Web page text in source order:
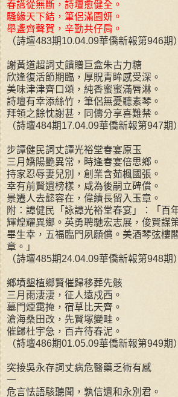
春讌從無斷，詩壇愈健全。
騷緣天下結，筆侶滿園妍。
舉盞齊聲賀，辛勤共仔肩。
（詩壇483期10.04.09華僑新報第946期）
謝黃道超詞丈饋贈巨盒朱古力糖
欣逢復活節期臨，厚貺青眸感受深。
美味津津齊口頌，純香蜜蜜滿唇淋。
詩壇有幸添絲竹，筆侶無憂聽素琴。
拜領之餘忱謝甚，同儔分享喜難禁。
（詩壇484期17.04.09華僑新報第947期）
步譚健民詞丈譚光裕堂春宴原玉
三月嬌陽艷異常，時逢春宴倍思鄉。
持家忍辱妻兒別，創業含茹楓國張。
幸有前賢遺榜樣，咸為後嗣立碑償。
景遷人去懿容在，偉績長留入玉章。
附：譚健民「詠譚光裕堂春宴」：「百
輝煌耀異鄉。英勇聘馳宏志展，俊賢謀
畢生幸，五福臨門夙願償。美酒琴弦樓
章。」
（詩壇485期24.04.09華僑新報第948期）
鄉墳墾植鄉賢催歸移葬先骸
三月雨淒淒，征人遠戍西。
墓門煙靄掩，宿草比天齊。
滄海桑田改，先賢塚變畦。
催歸杜宇急，百卉待春泥。
（詩壇486期01.05.09華僑新報第949期）
突接吳永存詞丈病危醫藥乏術有感
一
危言怯語駭聽聞，孰信遺和永別君。